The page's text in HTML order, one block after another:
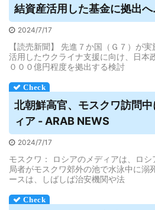
結資産活用した基金に拠出
2024/7/17
【読売新聞】 先進７か国（Ｇ７）が
活用したウクライナ支援に向け、日本
０００億円程度を拠出する検討
北朝鮮高官、モスクワ訪問中
ィア - ARAB NEWS
2024/7/17
モスクワ： ロシアのメディアは、ロ
局者がモスクワ郊外の池で水泳中に溺
ースは、しばしば治安機関や法